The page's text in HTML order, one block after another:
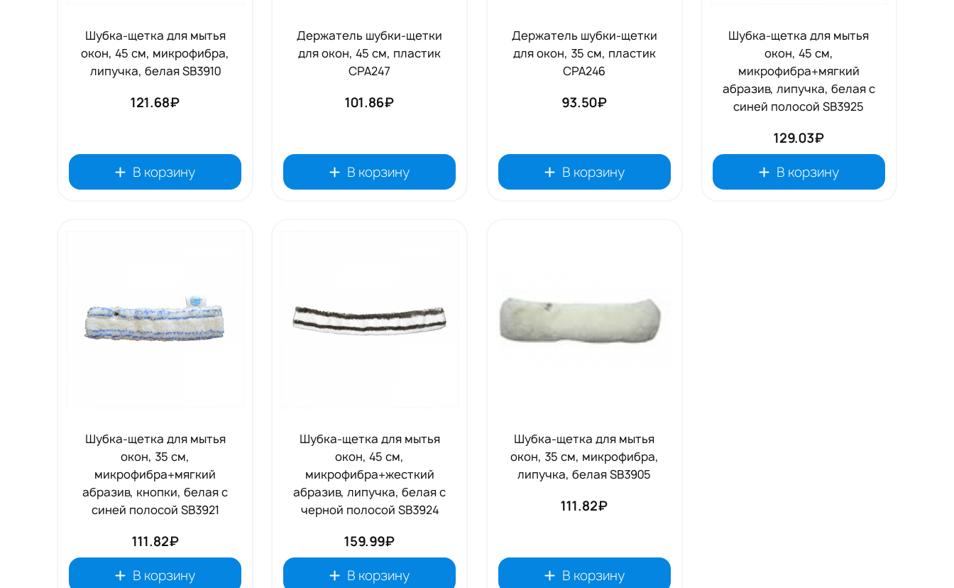
Шубка-щетка для мытья
окон, 45 см, микрофибра,
липучка, белая SB3910
121.68₽
В корзину
Держатель шубки-щетки
для окон, 45 см, пластик
CPA247
101.86₽
В корзину
Держатель шубки-щетки
для окон, 35 см, пластик
CPA246
93.50₽
В корзину
Шубка-щетка для мытья
окон, 45 см,
микрофибра+мягкий
абразив, липучка, белая с
синей полосой SB3925
129.03₽
В корзину
Шубка-щетка для мытья
окон, 35 см,
микрофибра+мягкий
абразив, кнопки, белая с
синей полосой SB3921
111.82₽
В корзину
Шубка-щетка для мытья
окон, 45 см,
микрофибра+жесткий
абразив, липучка, белая с
черной полосой SB3924
159.99₽
В корзину
Шубка-щетка для мытья
окон, 35 см, микрофибра,
липучка, белая SB3905
111.82₽
В корзину